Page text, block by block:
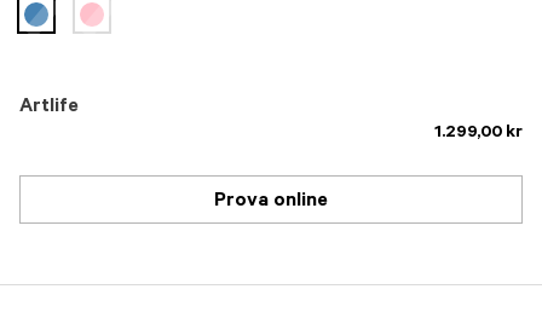
Artlife
1.299,00 kr
selected
Prova online